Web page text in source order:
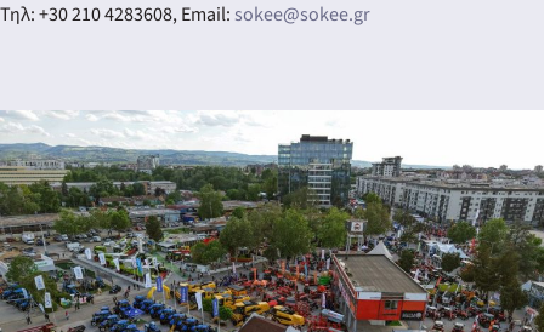
Τηλ: +30 210 4283608, Email: sokee@sokee.gr